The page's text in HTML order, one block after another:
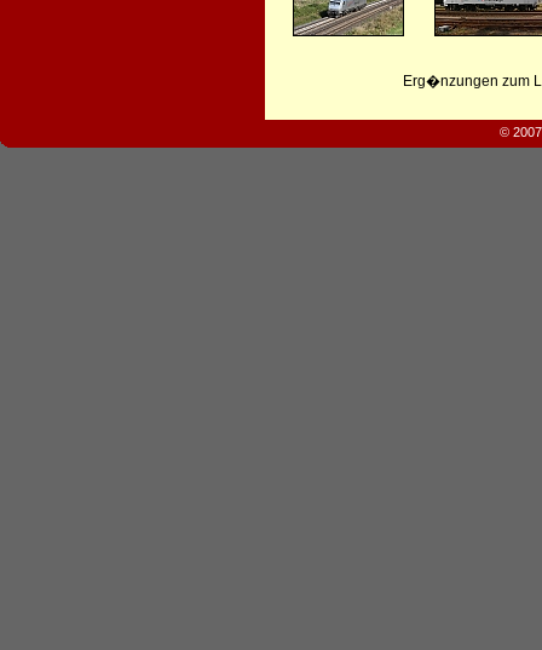
Erg�nzungen zum
©